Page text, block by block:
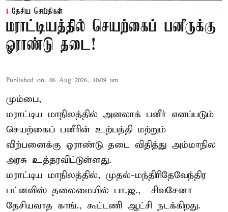
தேசிய செய்திகள்
மராட்டியத்தில் செயற்கைப் பனீருக்கு
ஓராண்டு தடை!
Published on: 06 Aug 2026, 10:09 am
மும்பை,
மராட்டிய மாநிலத்தில் அனலாக் பனீர் எனப்படும்
செயற்கைப் பனீரின் உற்பத்தி மற்றும்
விற்பனைக்கு ஓராண்டு தடை விதித்து அம்மாநில
அரசு உத்தரவிட்டுள்ளது.
மராட்டிய மாநிலத்தில், முதல்-மந்திரிதேவேந்திர
பட்னவிஸ் தலைமையில் பா.ஜ., – சிவசேனா –
தேசியவாத காங்., கூட்டணி ஆட்சி நடக்கிறது.